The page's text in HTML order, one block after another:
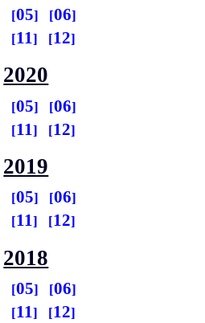
05
06
11 12
2020
05
06
11 12
2019
05
06
11 12
2018
05
06
11 12